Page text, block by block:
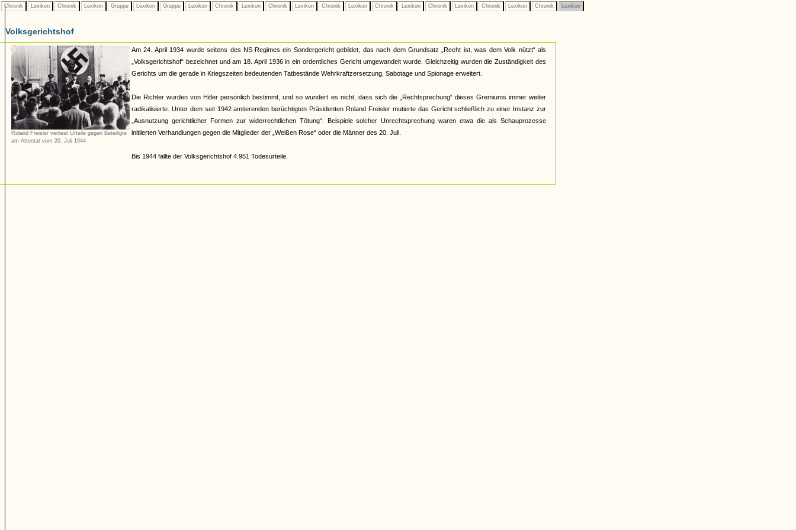
Chronik Lexikon Chronik Lexikon Gruppe Lexikon Gruppe Lexikon Chronik Lexikon Chronik Lexikon Chronik Lexikon Chronik Lexikon Chronik Lexikon Chronik Lexikon Chronik Lexikon
Volksgerichtshof
Roland Freisler verliest Urteile gegen Beteiligte
am Attentat vom 20. Juli 1944
Am 24. April 1934 wurde seitens des NS-Regimes ein Sondergericht gebildet, das nach dem Grundsatz „Recht ist, was dem Volk nützt“ als
„Volksgerichtshof“ bezeichnet und am 18. April 1936 in ein ordentliches Gericht umgewandelt wurde. Gleichzeitig wurden die Zuständigkeit des
Gerichts um die gerade in Kriegszeiten bedeutenden Tatbestände Wehrkraftzersetzung, Sabotage und Spionage erweitert.
Die Richter wurden von Hitler persönlich bestimmt, und so wundert es nicht, dass sich die „Rechtsprechung“ dieses Gremiums immer weiter
radikalisierte. Unter dem seit 1942 amtierenden berüchtigten Präsidenten Roland Freisler mutierte das Gericht schließlich zu einer Instanz zur
„Ausnutzung gerichtlicher Formen zur widerrechtlichen Tötung“. Beispiele solcher Unrechtsprechung waren etwa die als Schauprozesse
initiierten Verhandlungen gegen die Mitglieder der „Weißen Rose“ oder die Männer des 20. Juli.
Bis 1944 fällte der Volksgerichtshof 4.951 Todesurteile.